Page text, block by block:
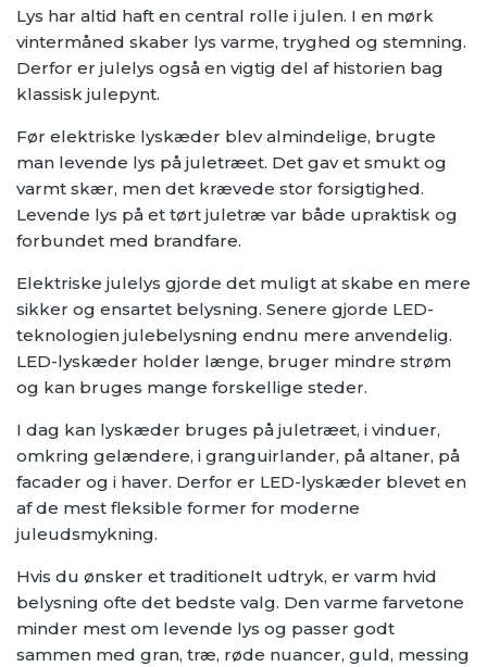
Lys har altid haft en central rolle i julen. I en mørk
vintermåned skaber lys varme, tryghed og stemning.
Derfor er julelys også en vigtig del af historien bag
klassisk julepynt.
Før elektriske lyskæder blev almindelige, brugte
man levende lys på juletræet. Det gav et smukt og
varmt skær, men det krævede stor forsigtighed.
Levende lys på et tørt juletræ var både upraktisk og
forbundet med brandfare.
Elektriske julelys gjorde det muligt at skabe en mere
sikker og ensartet belysning. Senere gjorde LED-
teknologien julebelysning endnu mere anvendelig.
LED-lyskæder holder længe, bruger mindre strøm
og kan bruges mange forskellige steder.
I dag kan lyskæder bruges på juletræet, i vinduer,
omkring gelændere, i granguirlander, på altaner, på
facader og i haver. Derfor er LED-lyskæder blevet en
af de mest fleksible former for moderne
juleudsmykning.
Hvis du ønsker et traditionelt udtryk, er varm hvid
belysning ofte det bedste valg. Den varme farvetone
minder mest om levende lys og passer godt
sammen med gran, træ, røde nuancer, guld, messing